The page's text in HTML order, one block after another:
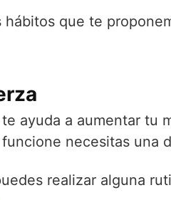
que te
ayuda a aumentar tu
necesitas una
realizar alguna